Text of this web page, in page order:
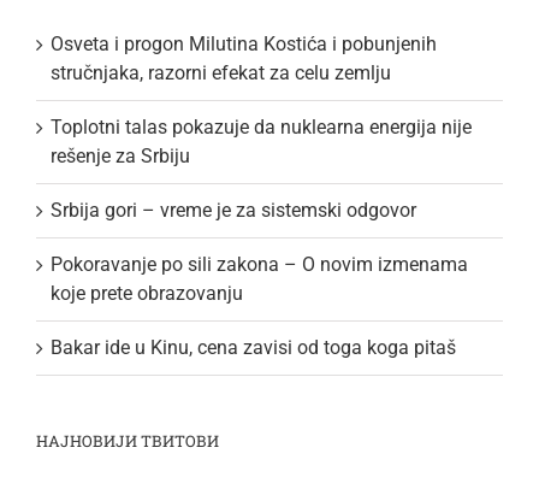
Osveta i progon Milutina Kostića i pobunjenih
stručnjaka, razorni efekat za celu zemlju
Toplotni talas pokazuje da nuklearna energija nije
rešenje za Srbiju
Srbija gori – vreme je za sistemski odgovor
Pokoravanje po sili zakona – O novim izmenama
koje prete obrazovanju
Bakar ide u Kinu, cena zavisi od toga koga pitaš
НАЈНОВИЈИ ТВИТОВИ